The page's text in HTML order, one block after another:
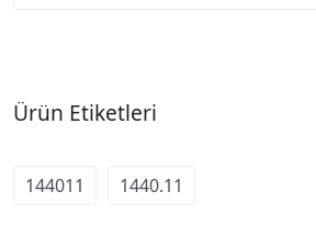
Ürün Etiketleri
144011 1440.11